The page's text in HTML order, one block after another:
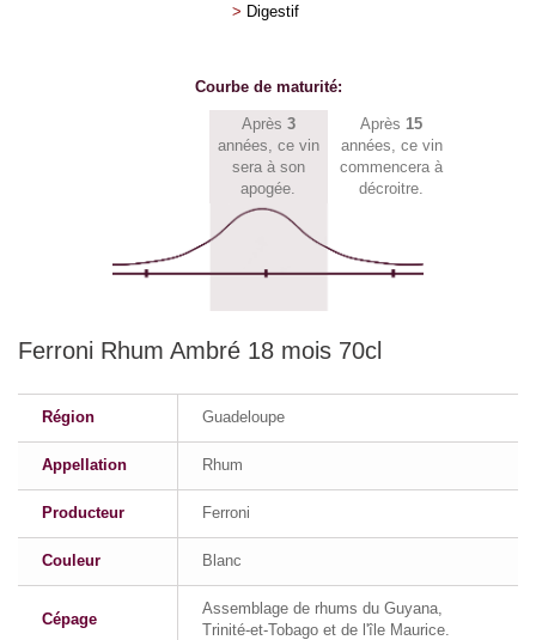
> Digestif
Courbe de maturité:
Après 3
années, ce vin
sera à son
apogée.
Après 15
années, ce vin
commencera à
décroitre.
Ferroni Rhum Ambré 18 mois 70cl
Région Guadeloupe
Appellation Rhum
Producteur Ferroni
Couleur Blanc
Cépage
Assemblage de rhums du Guyana,
Trinité-et-Tobago et de l'île Maurice.